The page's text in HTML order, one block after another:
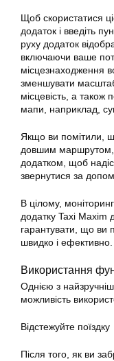
Щоб скористатися
додаток і введіть
руху додаток
включаючи ваше
місцезнаходження
зменшувати
місцевість, а
мапи, наприклад,
Якщо ви помітили,
довшим маршрутом,
додатком, щоб
звернутися за
В цілому,
додатку Taxi Maxim
гарантувати, що ви
швидко і ефективно.
Використання
Однією з
можливість
Відстежуйте поїздку
Після того, як ви